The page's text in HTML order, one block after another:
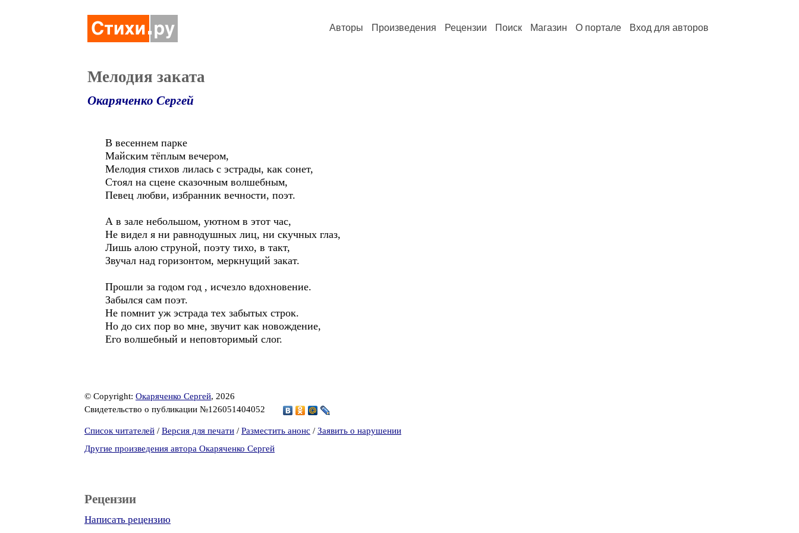
Авторы Произведения Рецензии Поиск Магазин О портале Вход для авторов
Мелодия заката
Окаряченко Сергей
В весеннем парке
Майским тёплым вечером,
Мелодия стихов лилась с эстрады, как сонет,
Стоял на сцене сказочным волшебным,
Певец любви, избранник вечности, поэт.
А в зале небольшом, уютном в этот час,
Не видел я ни равнодушных лиц, ни скучных глаз,
Лишь алою струной, поэту тихо, в такт,
Звучал над горизонтом, меркнущий закат.
Прошли за годом год , исчезло вдохновение.
Забылся сам поэт.
Не помнит уж эстрада тех забытых строк.
Но до сих пор во мне, звучит как новождение,
Его волшебный и неповторимый слог.
© Copyright: Окаряченко Сергей, 2026
Свидетельство о публикации №126051404052
Список читателей / Версия для печати / Разместить анонс / Заявить о нарушении
Другие произведения автора Окаряченко Сергей
Рецензии
Написать рецензию